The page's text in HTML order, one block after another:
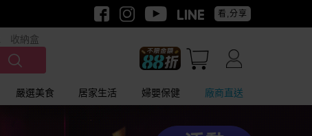
看,分享
收納盒
嚴選美食 居家生活 婦嬰保健 廠商直送